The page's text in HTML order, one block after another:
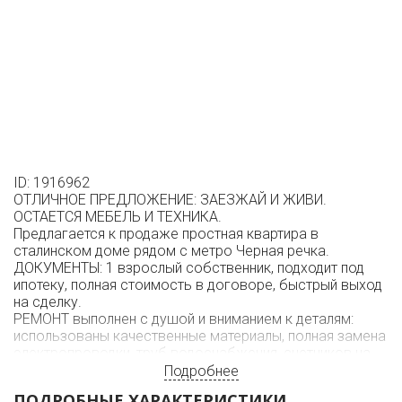
ID: 1916962
ОТЛИЧНОЕ ПРЕДЛОЖЕНИЕ: ЗАЕЗЖАЙ И ЖИВИ.
ОСТАЕТСЯ МЕБЕЛЬ И ТЕХНИКА.
Предлагается к продаже простная квартира в
сталинском доме рядом с метро Черная речка.
ДОКУМЕНТЫ: 1 взрослый собственник, подходит под
ипотеку, полная стоимость в договоре, быстрый выход
на сделку.
РЕМОНТ выполнен с душой и вниманием к деталям:
использованы качественные материалы, полная замена
электропроводки, труб водоснабжения, счетчиков на
воду, радиаторов, залиты полы, выполнена
Подробнее